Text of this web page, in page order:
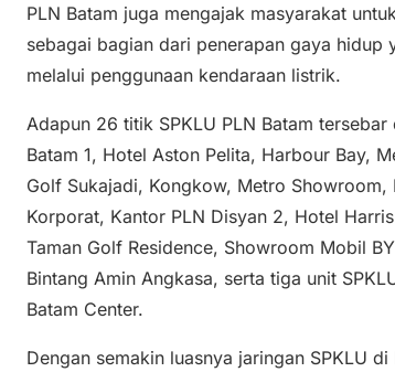
PLN Batam juga mengajak masyarakat
sebagai bagian dari penerapan gaya
melalui penggunaan kendaraan listrik.
Adapun 26 titik SPKLU PLN Batam
Batam 1, Hotel Aston Pelita, Harbour Bay,
Golf Sukajadi, Kongkow, Metro Showroom,
Korporat, Kantor PLN Disyan 2, Hotel
Taman Golf Residence, Showroom Mobil
Bintang Amin Angkasa, serta tiga unit
Batam Center.
Dengan semakin luasnya jaringan SPKLU